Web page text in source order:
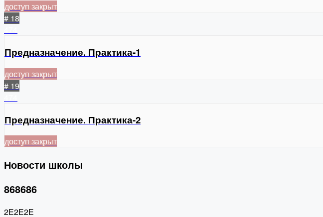
доступ закрыт
# 18
Предназначение. Практика-1
доступ закрыт
# 19
Предназначение. Практика-2
доступ закрыт
Новости школы
868686
2E2E2E